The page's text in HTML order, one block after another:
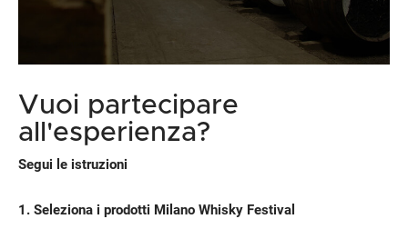
Vuoi partecipare
all'esperienza?
Segui le istruzioni
1. Seleziona i prodotti Milano Whisky Festival